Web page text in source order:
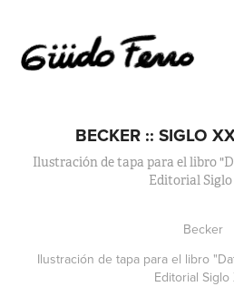
BECKER :: SIGLO
Ilustración de tapa para el libro
Editorial
Becker
Ilustración de tapa para el libro
Editorial Siglo